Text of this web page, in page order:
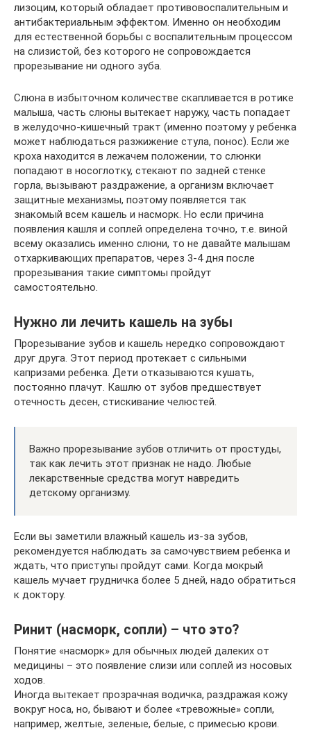
лизоцим, который обладает противовоспалительным и
антибактериальным эффектом. Именно он необходим
для естественной борьбы с воспалительным процессом
на слизистой, без которого не сопровождается
прорезывание ни одного зуба.
Слюна в избыточном количестве скапливается в ротике
малыша, часть слюны вытекает наружу, часть попадает
в желудочно-кишечный тракт (именно поэтому у ребенка
может наблюдаться разжижение стула, понос). Если же
кроха находится в лежачем положении, то слюнки
попадают в носоглотку, стекают по задней стенке
горла, вызывают раздражение, а организм включает
защитные механизмы, поэтому появляется так
знакомый всем кашель и насморк. Но если причина
появления кашля и соплей определена точно, т.е. виной
всему оказались именно слюни, то не давайте малышам
отхаркивающих препаратов, через 3-4 дня после
прорезывания такие симптомы пройдут
самостоятельно.
Нужно ли лечить кашель на зубы
Прорезывание зубов и кашель нередко сопровождают
друг друга. Этот период протекает с сильными
капризами ребенка. Дети отказываются кушать,
постоянно плачут. Кашлю от зубов предшествует
отечность десен, стискивание челюстей.
Важно прорезывание зубов отличить от простуды,
так как лечить этот признак не надо. Любые
лекарственные средства могут навредить
детскому организму.
Если вы заметили влажный кашель из-за зубов,
рекомендуется наблюдать за самочувствием ребенка и
ждать, что приступы пройдут сами. Когда мокрый
кашель мучает грудничка более 5 дней, надо обратиться
к доктору.
Ринит (насморк, сопли) – что это?
Понятие «насморк» для обычных людей далеких от
медицины – это появление слизи или соплей из носовых
ходов.
Иногда вытекает прозрачная водичка, раздражая кожу
вокруг носа, но, бывают и более «тревожные» сопли,
например, желтые, зеленые, белые, с примесью крови.